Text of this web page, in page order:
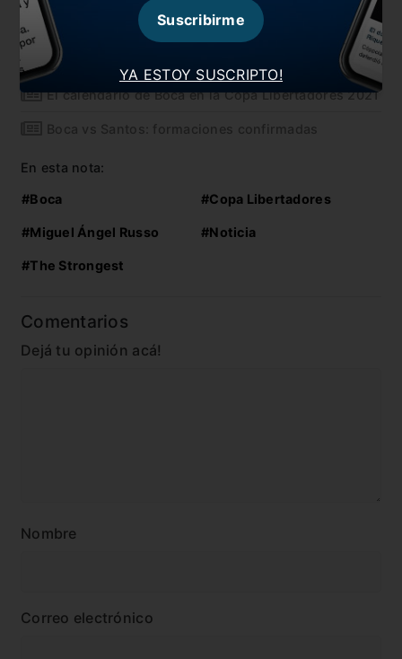
The Strongest vs Boca: formaciones confirmadas
La lista de Boca para viajar a Bolivia
El calendario de Boca en la Copa Libertadores 2021
Boca vs Santos: formaciones confirmadas
En esta nota:
#Boca #Copa Libertadores
#Miguel Ángel Russo #Noticia
#The Strongest
Comentarios
Dejá tu opinión acá!
Nombre
Correo electrónico
YA ESTOY SUSCRIPTO!
Suscribirme